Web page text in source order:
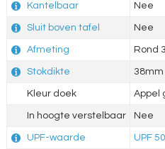
Kantelbaar Nee
Sluit boven tafel Nee
Afmeting Rond
Stokdikte 38mm
Kleur doek Appel
In hoogte verstelbaar Nee
UPF-waarde UPF